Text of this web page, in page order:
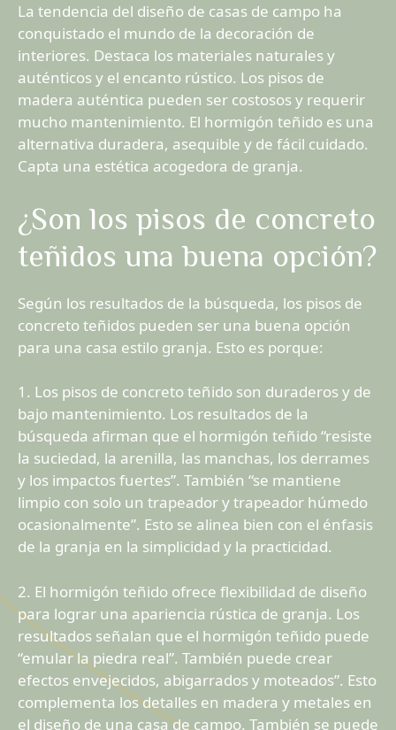
La tendencia del diseño de casas de campo ha
conquistado el mundo de la decoración de
interiores. Destaca los materiales naturales y
auténticos y el encanto rústico. Los pisos de
madera auténtica pueden ser costosos y requerir
mucho mantenimiento. El hormigón teñido es una
alternativa duradera, asequible y de fácil cuidado.
Capta una estética acogedora de granja.
¿Son los pisos de concreto
teñidos una buena opción?
Según los resultados de la búsqueda, los pisos de
concreto teñidos pueden ser una buena opción
para una casa estilo granja. Esto es porque:
1. Los pisos de concreto teñido son duraderos y de
bajo mantenimiento. Los resultados de la
búsqueda afirman que el hormigón teñido “resiste
la suciedad, la arenilla, las manchas, los derrames
y los impactos fuertes”. También “se mantiene
limpio con solo un trapeador y trapeador húmedo
ocasionalmente”. Esto se alinea bien con el énfasis
de la granja en la simplicidad y la practicidad.
2. El hormigón teñido ofrece flexibilidad de diseño
para lograr una apariencia rústica de granja. Los
resultados señalan que el hormigón teñido puede
“emular la piedra real”. También puede crear
efectos envejecidos, abigarrados y moteados”. Esto
complementa los detalles en madera y metales en
el diseño de una casa de campo. También se puede